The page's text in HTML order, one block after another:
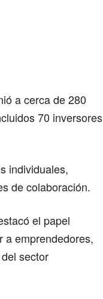
a cerca de 280
70 inversores
individuales,
de colaboración.
el papel
a emprendedores,
sector